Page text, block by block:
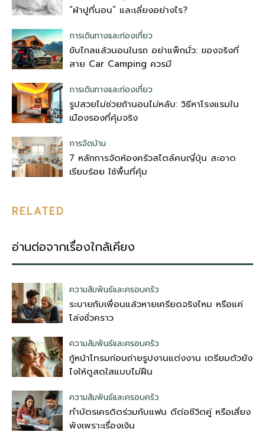
“ผ้าปูที่นอน” และเลี่ยงอย่างไร?
การเดินทางและท่องเที่ยว
ขับไกลแล้วนอนในรถ อย่าแพ็กมั่ว: ของจริงที่
สาย Car Camping ควรมี
การเดินทางและท่องเที่ยว
รูปสวยไม่ช่วยถ้านอนไม่หลับ: วิธีหาโรงแรมใน
เมืองรองที่คุ้มจริง
การจัดบ้าน
7 หลักการจัดห้องครัวสไตล์คนญี่ปุ่น สะอาด
เรียบร้อย ใช้พื้นที่คุ้ม
RELATED
อ่านต่อจากเรื่องใกล้เคียง
ความสัมพันธ์และครอบครัว
ระบายกับเพื่อนแล้วหายเครียดจริงไหม หรือแค่
โล่งชั่วคราว
ความสัมพันธ์และครอบครัว
กู้หน้าโทรมก่อนถ่ายรูปงานแต่งงาน เตรียมตัวยัง
ไงให้ดูสดใสแบบไม่ฝืน
ความสัมพันธ์และครอบครัว
ทำบัตรเครดิตร่วมกับแฟน ดีต่อชีวิตคู่ หรือเสี่ยง
พังเพราะเรื่องเงิน